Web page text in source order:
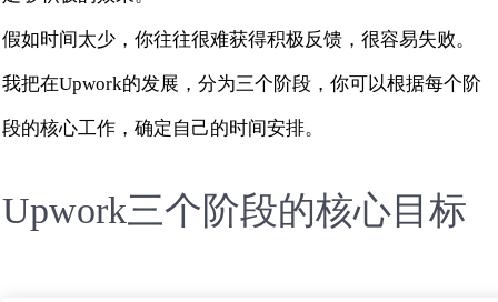
假如时间太少，你往往很难获得积极反馈，很容易失败。
我把在Upwork的发展，分为三个阶段，你可以根据每个阶
段的核心工作，确定自己的时间安排。
Upwork三个阶段的核心目标